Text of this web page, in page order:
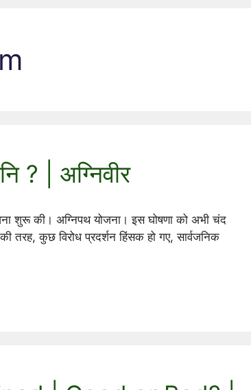
? | अग्निवीर
शुरू की। अग्निपथ योजना। इस घोषणा को अभी चंद
तरह, कुछ विरोध प्रदर्शन हिंसक हो गए, सार्वजनिक